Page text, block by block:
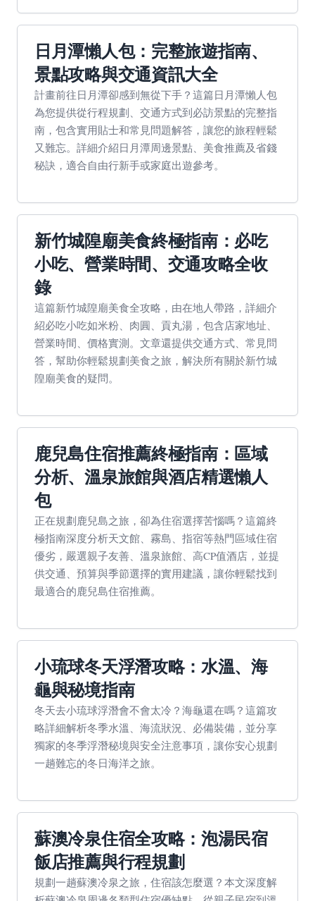
日月潭懶人包：完整旅遊指南、
景點攻略與交通資訊大全
計畫前往日月潭卻感到無從下手？這篇日月潭懶人包
為您提供從行程規劃、交通方式到必訪景點的完整指
南，包含實用貼士和常見問題解答，讓您的旅程輕鬆
又難忘。詳細介紹日月潭周邊景點、美食推薦及省錢
秘訣，適合自由行新手或家庭出遊參考。
新竹城隍廟美食終極指南：必吃
小吃、營業時間、交通攻略全收
錄
這篇新竹城隍廟美食全攻略，由在地人帶路，詳細介
紹必吃小吃如米粉、肉圓、貢丸湯，包含店家地址、
營業時間、價格實測。文章還提供交通方式、常見問
答，幫助你輕鬆規劃美食之旅，解決所有關於新竹城
隍廟美食的疑問。
鹿兒島住宿推薦終極指南：區域
分析、溫泉旅館與酒店精選懶人
包
正在規劃鹿兒島之旅，卻為住宿選擇苦惱嗎？這篇終
極指南深度分析天文館、霧島、指宿等熱門區域住宿
優劣，嚴選親子友善、溫泉旅館、高CP值酒店，並提
供交通、預算與季節選擇的實用建議，讓你輕鬆找到
最適合的鹿兒島住宿推薦。
小琉球冬天浮潛攻略：水溫、海
龜與秘境指南
冬天去小琉球浮潛會不會太冷？海龜還在嗎？這篇攻
略詳細解析冬季水溫、海流狀況、必備裝備，並分享
獨家的冬季浮潛秘境與安全注意事項，讓你安心規劃
一趟難忘的冬日海洋之旅。
蘇澳冷泉住宿全攻略：泡湯民宿
飯店推薦與行程規劃
規劃一趟蘇澳冷泉之旅，住宿該怎麼選？本文深度解